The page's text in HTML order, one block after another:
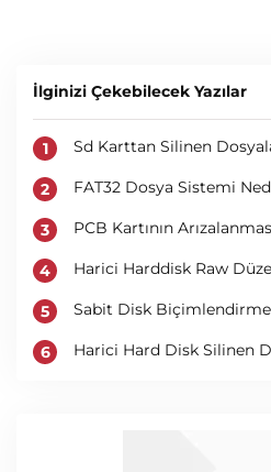
İlginizi Çekebilecek Yazılar
Sd Karttan Silinen
FAT32 Dosya Sistemi
PCB Kartının
Harici Harddisk Raw
Sabit Disk Biçimlendirme
Harici Hard Disk Silinen